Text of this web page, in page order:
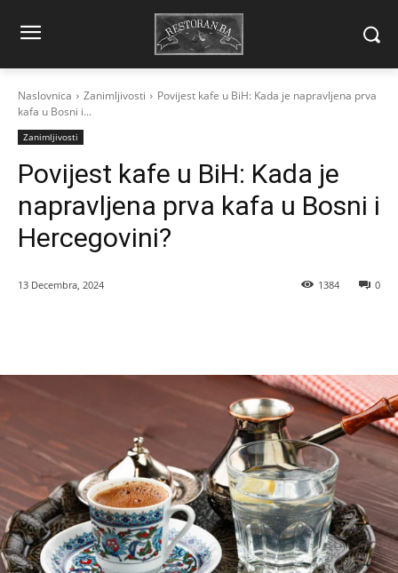
Naslovnica Zanimljivosti
Povijest kafe u BiH: Kada je napravljena prva
kafa u Bosni i...
Zanimljivosti
Povijest kafe u BiH: Kada je
napravljena prva kafa u Bosni i
Hercegovini?
13 Decembra, 2024 0
1384